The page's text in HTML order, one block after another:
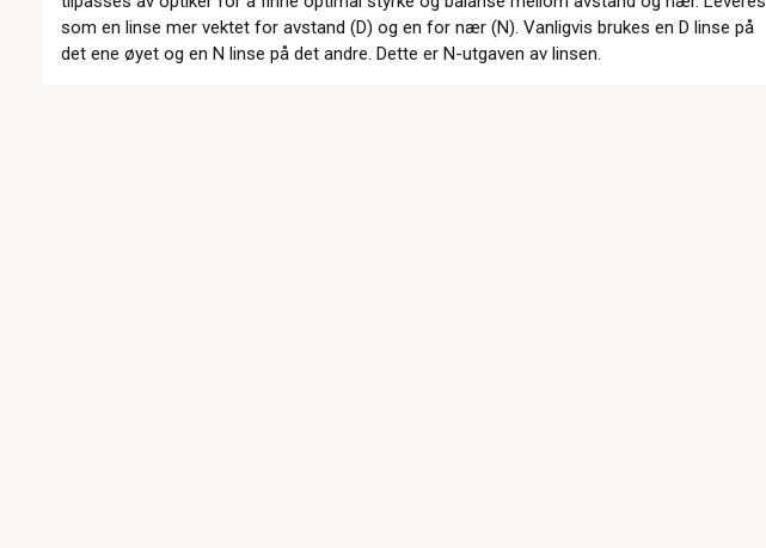
som en linse mer vektet for avstand (D) og en for nær (N). Vanligvis brukes en D linse på
det ene øyet og en N linse på det andre. Dette er N-utgaven av linsen.